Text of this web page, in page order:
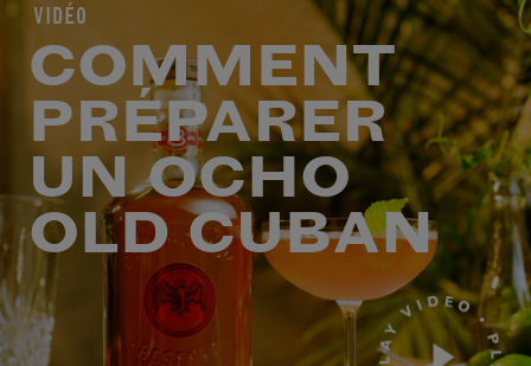
VIDÉO
COMMENT
PRÉPARER
UN OCHO
OLD CUBAN